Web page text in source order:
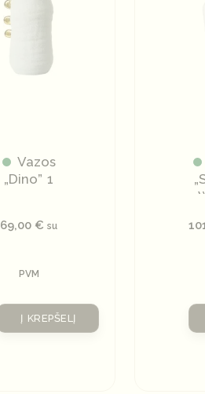
Vazos
„Dino” 1
69,00 € su
PVM
Į KREPŠELĮ